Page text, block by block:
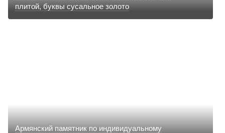
плитой, буквы сусальное золото
Армянский памятник по индивидуальному